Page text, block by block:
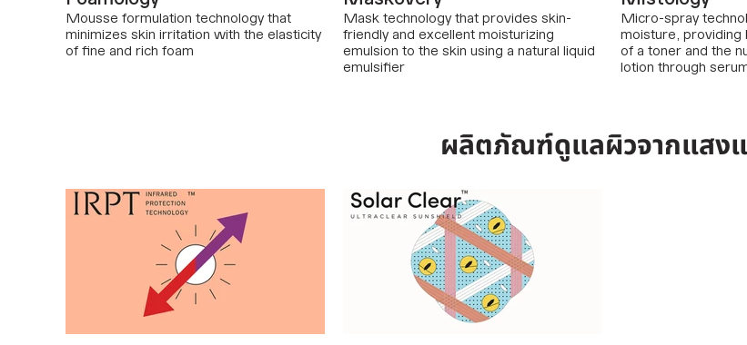
Mousse formulation technology that
minimizes skin irritation with the elasticity
of fine and rich foam
Mask technology that provides skin-
friendly and excellent moisturizing
emulsion to the skin using a natural liquid
emulsifier
Micro-spray
moisture, providing
of a toner and the
lotion through
ผลิตภัณฑ์ดูแลผิวจากแสง